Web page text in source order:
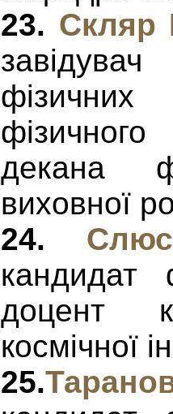
23. Скляр
фізичних
декана
виховної
24.
кандидат
доцент
космічної
25.